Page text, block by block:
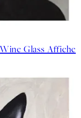
Glass Affiche